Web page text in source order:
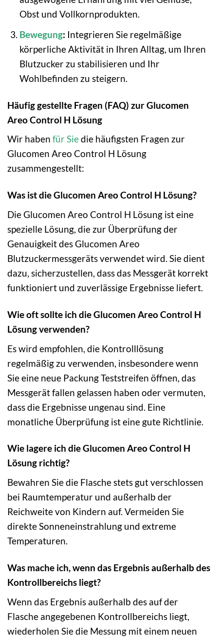
Obst und Vollkornprodukten.
Bewegung: Integrieren Sie regelmäßige
körperliche Aktivität in Ihren Alltag, um Ihren
Blutzucker zu stabilisieren und Ihr
Wohlbefinden zu steigern.
Häufig gestellte Fragen (FAQ) zur Glucomen
Areo Control H Lösung
Wir haben für Siedie häufigsten Fragen zur
Glucomen Areo Control H Lösung
zusammengestellt:
Was ist die Glucomen Areo Control H Lösung?
Die Glucomen Areo Control H Lösung ist eine
spezielle Lösung, die zur Überprüfung der
Genauigkeit des Glucomen Areo
Blutzuckermessgeräts verwendet wird. Sie dient
dazu, sicherzustellen, dass das Messgerät korrekt
funktioniert und zuverlässige Ergebnisse liefert.
Wie oft sollte ich die Glucomen Areo Control H
Lösung verwenden?
Es wird empfohlen, die Kontrolllösung
regelmäßig zu verwenden, insbesondere wenn
Sie eine neue Packung Teststreifen öffnen, das
Messgerät fallen gelassen haben oder vermuten,
dass die Ergebnisse ungenau sind. Eine
monatliche Überprüfung ist eine gute Richtlinie.
Wie lagere ich die Glucomen Areo Control H
Lösung richtig?
Bewahren Sie die Flasche stets gut verschlossen
bei Raumtemperatur und außerhalb der
Reichweite von Kindern auf. Vermeiden Sie
direkte Sonneneinstrahlung und extreme
Temperaturen.
Was mache ich, wenn das Ergebnis außerhalb des
Kontrollbereichs liegt?
Wenn das Ergebnis außerhalb des auf der
Flasche angegebenen Kontrollbereichs liegt,
wiederholen Sie die Messung mit einem neuen